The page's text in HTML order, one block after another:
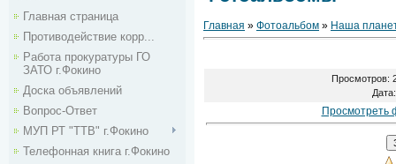
Главная страница
Противодействие корр...
Работа прокуратуры ГО
ЗАТО г.Фокино
Доска объявлений
Вопрос-Ответ
МУП РТ "ТТВ" г.Фокино
Телефонная книга г.Фокино
Главная » Фотоальбом » Наша
Просмотров:
Дата
Просмотреть